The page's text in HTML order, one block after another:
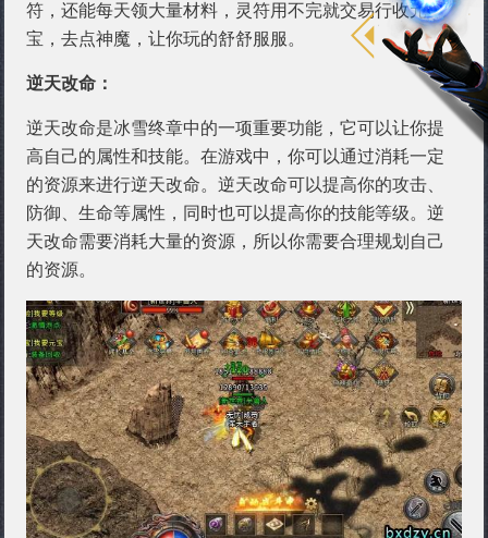
符，还能每天领大量材料，灵符用不完就交易行收元
宝，去点神魔，让你玩的舒舒服服。
逆天改命：
逆天改命是冰雪终章中的一项重要功能，它可以让你提
高自己的属性和技能。在游戏中，你可以通过消耗一定
的资源来进行逆天改命。逆天改命可以提高你的攻击、
防御、生命等属性，同时也可以提高你的技能等级。逆
天改命需要消耗大量的资源，所以你需要合理规划自己
的资源。